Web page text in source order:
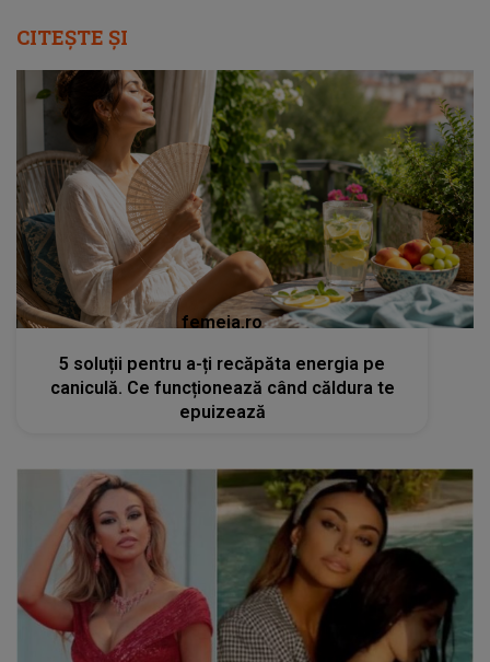
CITEȘTE ȘI
femeia.ro
5 soluții pentru a-ți recăpăta energia pe
caniculă. Ce funcționează când căldura te
epuizează